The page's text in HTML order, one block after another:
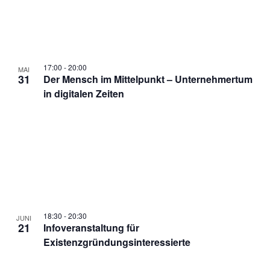
MAI
31
17:00 -20:00
Der Mensch im Mittelpunkt – Unternehmertum
in digitalen Zeiten
JUNI
21
18:30 -20:30
Infoveranstaltung für
Existenzgründungsinteressierte